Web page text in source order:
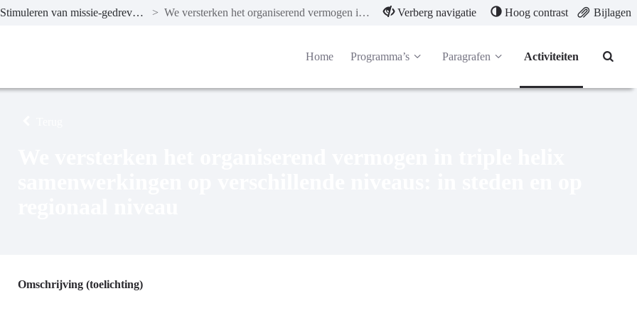
Stimuleren van missie-gedreven innovatie door sterke ecosystemen en clusters van bedrijven. > We versterken het organiserend vermogen in triple helix samenwerkingen op verschillende niveaus: in steden en op regionaal niveau Verberg navigatie Hoog contrast Bijlagen
Home Programma’s Paragrafen Activiteiten
Omschrijving (toelichting)